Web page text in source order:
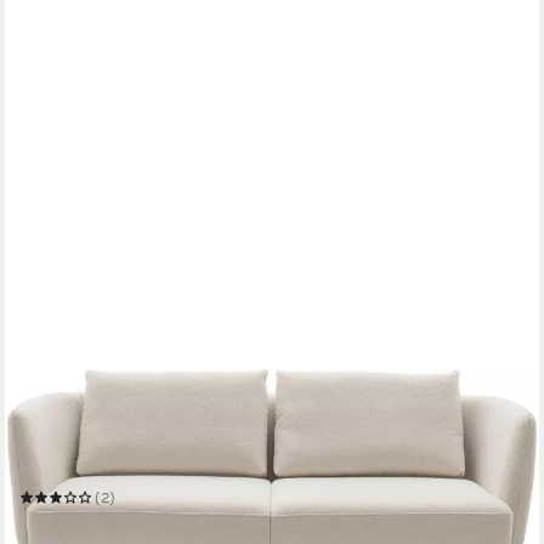
SCHÖNER WOHNEN-KOLLEKTION
2,5-Sitzer Pearl, hochwertig und komfortabel, - 5 Jahre
Hersteller-Garantie
Mehrere Größen
(2)